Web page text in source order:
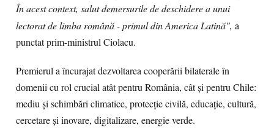
În acest context, salut demersurile de deschidere a unui
lectorat de limba română - primul din America Latină", a
punctat prim-ministrul Ciolacu.
Premierul a încurajat dezvoltarea cooperării bilaterale în
domenii cu rol crucial atât pentru România, cât și pentru Chile:
mediu și schimbări climatice, protecție civilă, educație, cultură,
cercetare și inovare, digitalizare, energie verde.